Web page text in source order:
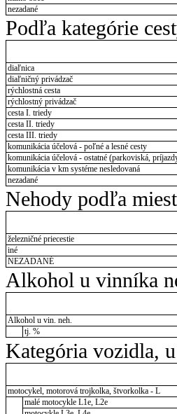
nezadané
Podľa kategórie
diaľnica
diaľničný privádzač
rýchlostná cesta
rýchlostný privádzač
cesta I. triedy
cesta II. triedy
cesta III. triedy
komunikácia účelová - poľné a lesné cesty
komunikácia účelová - ostatné (parkoviská,
komunikácia v km systéme nesledovaná
nezadané
Nehody podľa
železničné priecestie
iné
NEZADANÉ
Alkohol u vinníka
Alkohol u vin. neh.
tj. %
Kategória vozidla,
motocykel, motorová trojkolka, štvorkolka - L
malé motocykle L1e, L2e